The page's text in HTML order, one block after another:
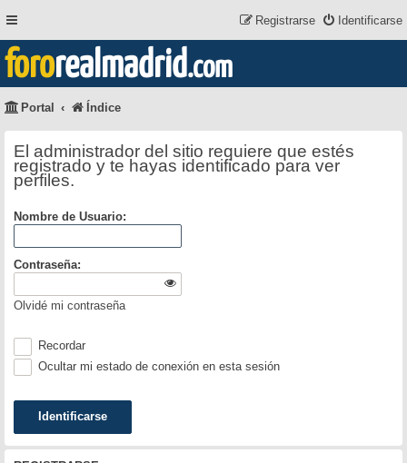
Identificarse
Registrarse
fororealmadrid.com
Portal Índice
El administrador del sitio requiere que estés
registrado y te hayas identificado para ver
perfiles.
Nombre de Usuario:
Contraseña:
Olvidé mi contraseña
Recordar
Ocultar mi estado de conexión en esta sesión